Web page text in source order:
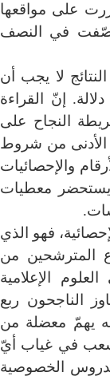
على مواقعها
في النصف
لا يجب أن
إنّ القراءة
النجاح على
الأدنى من شروط
والإحصائيات
يستحضر معطيات
فهو الذي
المترشحين من
الإعلامية
الناجحون ربع
يهمّ معضلة من
في غياب أيّ
الخصوصية